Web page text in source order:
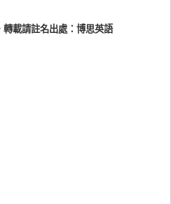
轉載請註名出處：博思英語